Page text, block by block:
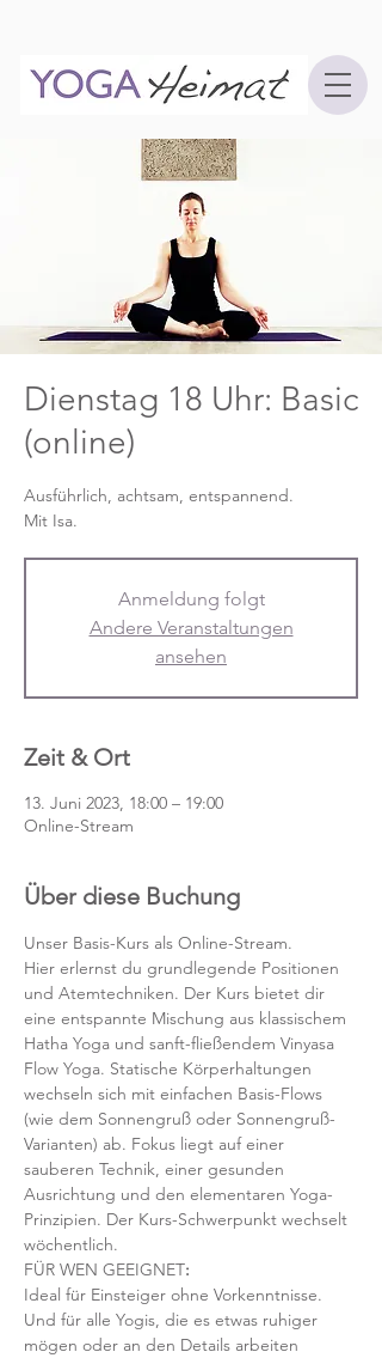
Dienstag 18 Uhr: Basic
(online)
Ausführlich, achtsam, entspannend.
Mit Isa.
Anmeldung folgt
Andere Veranstaltungen
ansehen
Zeit & Ort
13. Juni 2023, 18:00 – 19:00
Online-Stream
Über diese Buchung
Unser Basis-Kurs als Online-Stream.
Hier erlernst du grundlegende Positionen
und Atemtechniken. Der Kurs bietet dir
eine entspannte Mischung aus klassischem
Hatha Yoga und sanft-fließendem Vinyasa
Flow Yoga. Statische Körperhaltungen
wechseln sich mit einfachen Basis-Flows
(wie dem Sonnengruß oder Sonnengruß-
Varianten) ab. Fokus liegt auf einer
sauberen Technik, einer gesunden
Ausrichtung und den elementaren Yoga-
Prinzipien. Der Kurs-Schwerpunkt wechselt
wöchentlich.
FÜR WEN GEEIGNET:
Ideal für Einsteiger ohne Vorkenntnisse.
Und für alle Yogis, die es etwas ruhiger
mögen oder an den Details arbeiten